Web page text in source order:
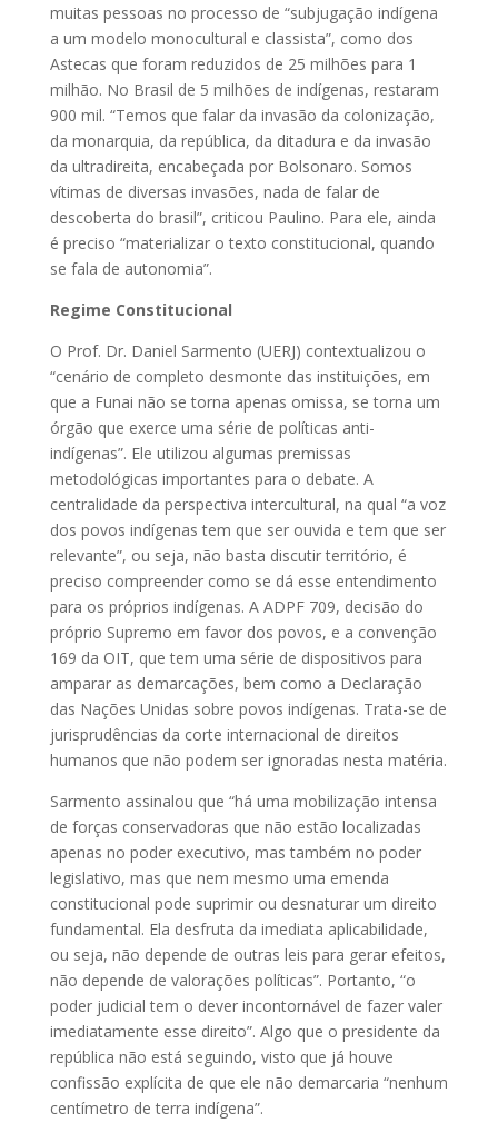
muitas pessoas no processo de “subjugação indígena
a um modelo monocultural e classista”, como dos
Astecas que foram reduzidos de 25 milhões para 1
milhão. No Brasil de 5 milhões de indígenas, restaram
900 mil. “Temos que falar da invasão da colonização,
da monarquia, da república, da ditadura e da invasão
da ultradireita, encabeçada por Bolsonaro. Somos
vítimas de diversas invasões, nada de falar de
descoberta do brasil”, criticou Paulino. Para ele, ainda
é preciso “materializar o texto constitucional, quando
se fala de autonomia”.
Regime Constitucional
O Prof. Dr. Daniel Sarmento (UERJ) contextualizou o
“cenário de completo desmonte das instituições, em
que a Funai não se torna apenas omissa, se torna um
órgão que exerce uma série de políticas anti-
indígenas”. Ele utilizou algumas premissas
metodológicas importantes para o debate. A
centralidade da perspectiva intercultural, na qual “a voz
dos povos indígenas tem que ser ouvida e tem que ser
relevante”, ou seja, não basta discutir território, é
preciso compreender como se dá esse entendimento
para os próprios indígenas. A ADPF 709, decisão do
próprio Supremo em favor dos povos, e a convenção
169 da OIT, que tem uma série de dispositivos para
amparar as demarcações, bem como a Declaração
das Nações Unidas sobre povos indígenas. Trata-se de
jurisprudências da corte internacional de direitos
humanos que não podem ser ignoradas nesta matéria.
Sarmento assinalou que “há uma mobilização intensa
de forças conservadoras que não estão localizadas
apenas no poder executivo, mas também no poder
legislativo, mas que nem mesmo uma emenda
constitucional pode suprimir ou desnaturar um direito
fundamental. Ela desfruta da imediata aplicabilidade,
ou seja, não depende de outras leis para gerar efeitos,
não depende de valorações políticas”. Portanto, “o
poder judicial tem o dever incontornável de fazer valer
imediatamente esse direito”. Algo que o presidente da
república não está seguindo, visto que já houve
confissão explícita de que ele não demarcaria “nenhum
centímetro de terra indígena”.